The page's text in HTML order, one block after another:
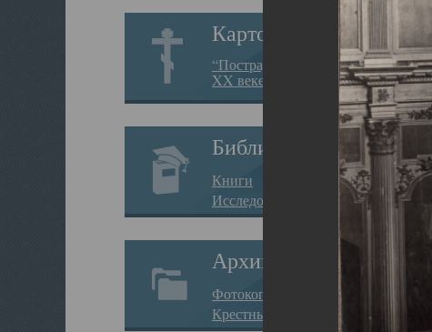
Картотека
“Пострадавшие за веру в
XX веке на Севере”
Библиотека
Книги
Исследования
Архив
Фотокопии дел
Крестные ходы